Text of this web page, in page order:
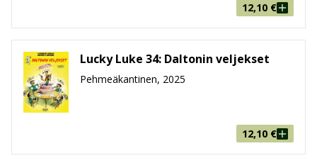
12,10 €
Lucky Luke 34: Daltonin veljekset
Pehmeäkantinen, 2025
12,10 €